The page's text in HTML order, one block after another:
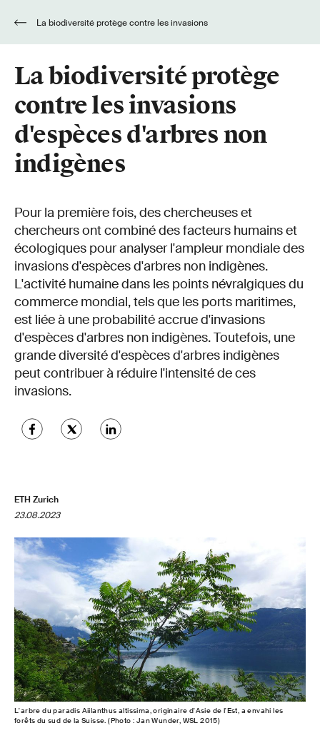
La biodiversité protège
contre les invasions
d'espèces d'arbres non
indigènes
Pour la première fois, des chercheuses et
chercheurs ont combiné des facteurs humains et
écologiques pour analyser l'ampleur mondiale des
invasions d'espèces d'arbres non indigènes.
L'activité humaine dans les points névralgiques du
commerce mondial, tels que les ports maritimes,
est liée à une probabilité accrue d'invasions
d'espèces d'arbres non indigènes. Toutefois, une
grande diversité d'espèces d'arbres indigènes
peut contribuer à réduire l'intensité de ces
invasions.
ETH Zurich
23.08.2023
L'arbre du paradis Aiilanthus altissima, originaire d'Asie de l'Est, a envahi les
forêts du sud de la Suisse. (Photo : Jan Wunder, WSL 2015)